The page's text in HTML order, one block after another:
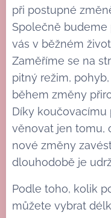
při postupné
Společně budeme
vás v běžném
Zaměříme se na
pitný režim,
během změny
Díky
věnovat jen tomu,
nové změny
dlouhodobě je
Podle toho, kolik
můžete vybrat